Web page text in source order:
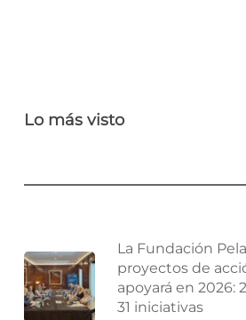
Lo más visto
La Fundación
proyectos de
apoyará en 2026:
31 iniciativas